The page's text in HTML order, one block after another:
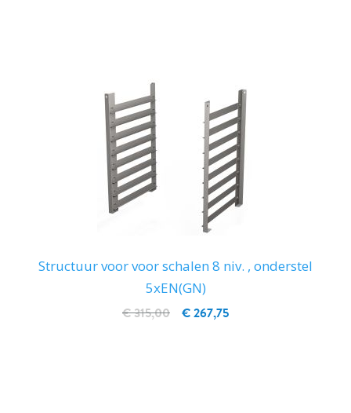
Structuur voor voor schalen 8 niv. , onderstel
5xEN(GN)
€ 267,75
€ 315,00